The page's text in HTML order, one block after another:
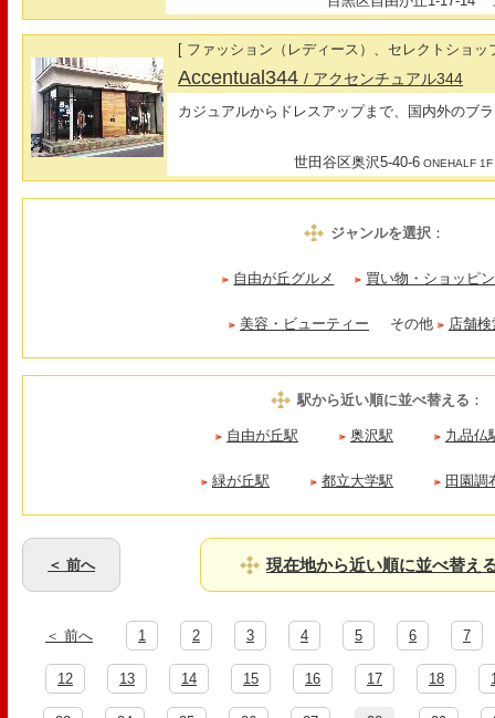
[ ファッション（レディース）、セレクトショッ
Accentual344/ アクセンチュアル344
カジュアルからドレスアップまで、国内外のブ
世田谷区奥沢5-40-6 ONEHALF 1F
ジャンルを選択：
自由が丘グルメ 買い物・ショッピ
美容・ビューティー その他 店舗
駅から近い順に並べ替える ：
自由が丘駅 奥沢駅 九品仏
緑が丘駅 都立大学駅 田園調
＜ 前へ 現在地から近い順に並べ替え
＜ 前へ 1 2 3 4 5 6 7
12 13 14 15 16 17 18